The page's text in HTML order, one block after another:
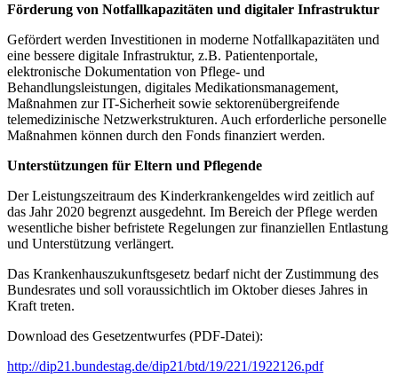
Förderung von Notfallkapazitäten und digitaler Infrastruktur
Gefördert werden Investitionen in moderne Notfallkapazitäten und
eine bessere digitale Infrastruktur, z.B. Patientenportale,
elektronische Dokumentation von Pflege- und
Behandlungsleistungen, digitales Medikationsmanagement,
Maßnahmen zur IT-Sicherheit sowie sektorenübergreifende
telemedizinische Netzwerkstrukturen. Auch erforderliche personelle
Maßnahmen können durch den Fonds finanziert werden.
Unterstützungen für Eltern und Pflegende
Der Leistungszeitraum des Kinderkrankengeldes wird zeitlich auf
das Jahr 2020 begrenzt ausgedehnt. Im Bereich der Pflege werden
wesentliche bisher befristete Regelungen zur finanziellen Entlastung
und Unterstützung verlängert.
Das Krankenhauszukunftsgesetz bedarf nicht der Zustimmung des
Bundesrates und soll voraussichtlich im Oktober dieses Jahres in
Kraft treten.
Download des Gesetzentwurfes (PDF-Datei):
http://dip21.bundestag.de/dip21/btd/19/221/1922126.pdf